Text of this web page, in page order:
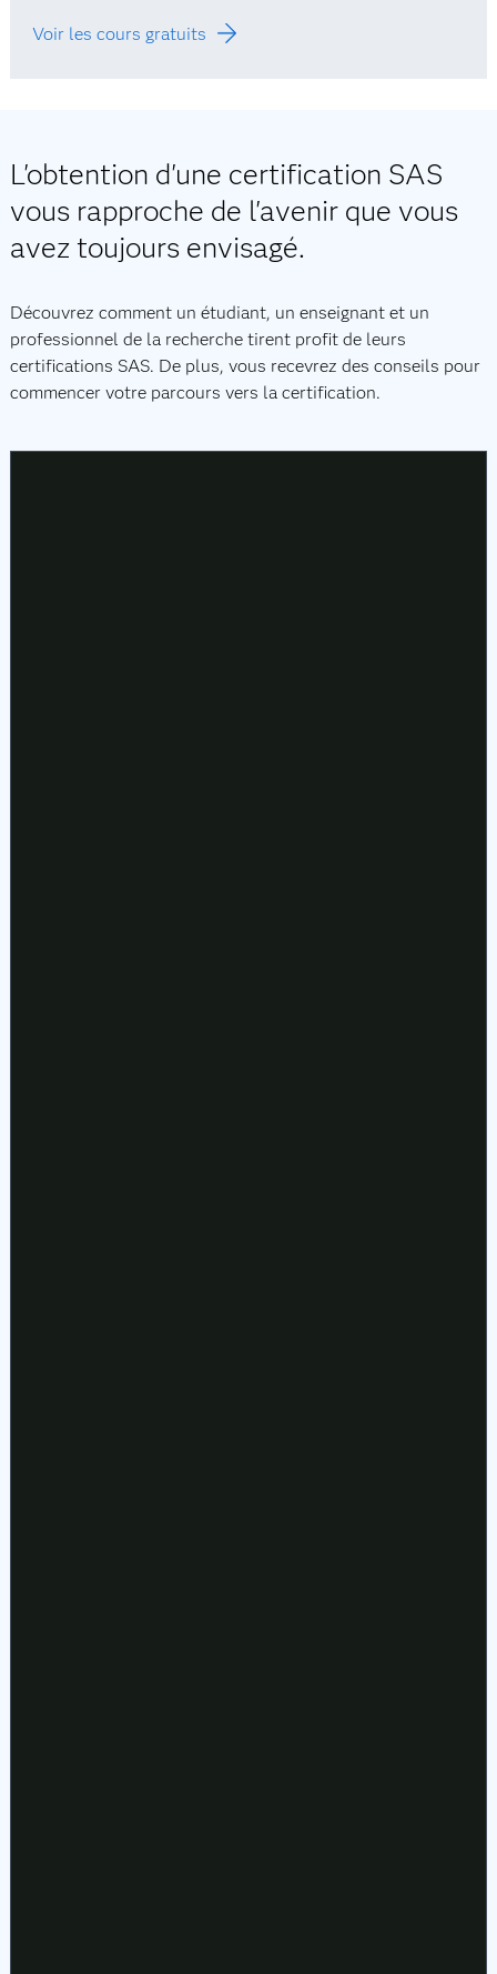
Voir les cours gratuits
L'obtention d'une certification SAS
vous rapproche de l'avenir que vous
avez toujours envisagé.
Découvrez comment un étudiant, un enseignant et un
professionnel de la recherche tirent profit de leurs
certifications SAS. De plus, vous recevrez des conseils pour
commencer votre parcours vers la certification.